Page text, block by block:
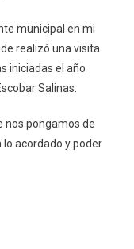
municipal en mi
realizó una visita
iniciadas el año
Salinas.
nos pongamos de
acordado y poder